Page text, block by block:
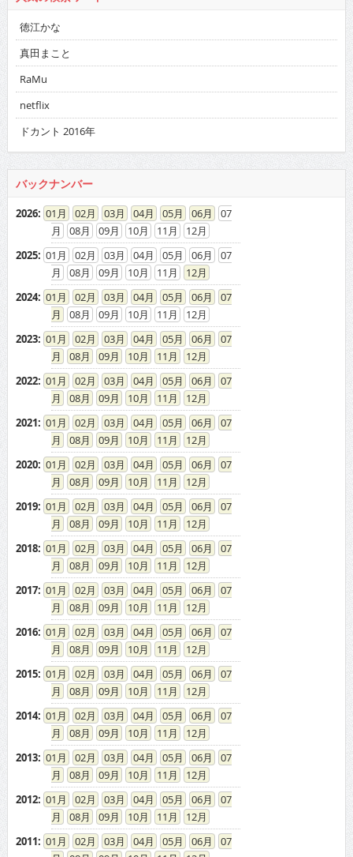
RaMu
netflix
バックナンバー
2026:01 02 03 04 05 06
07
08
09 10 11
12
08
09 10 11
12
01 02 03 04 05 06
08
09 10 11
12
01 02 03 04 05 06
08
09 10 11
12
01 02 03 04 05 06
08
09 10 11
12
01 02 03 04 05 06
08
09 10 11
12
01 02 03 04 05 06
08
09 10 11
12
01 02 03 04 05 06
08
09 10 11
12
01 02 03 04 05 06
08
09 10 11
12
01 02 03 04 05 06
08
09 10 11
12
01 02 03 04 05 06
08
09 10 11
12
01 02 03 04 05 06
08
09 10 11
12
01 02 03 04 05 06
08
09 10 11
12
01 02 03 04 05 06
08
09 10 11
12
01 02 03 04 05 06
08
09 10 11
12
01 02 03 04 05 06
08
09 10 11
12
01 02 03 04 05 06
08
09 10 11
12